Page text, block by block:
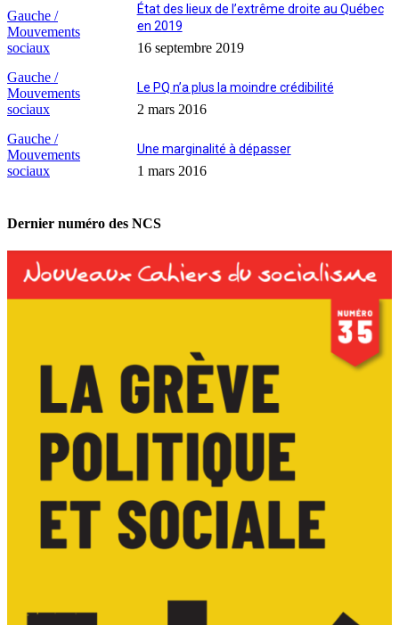
Gauche /
Mouvements
sociaux
État des lieux de l’extrême droite au Québec
en 2019
16 septembre 2019
Gauche /
Mouvements
sociaux
Le PQ n’a plus la moindre crédibilité
2 mars 2016
Gauche /
Mouvements
sociaux
Une marginalité à dépasser
1 mars 2016
Dernier numéro des NCS